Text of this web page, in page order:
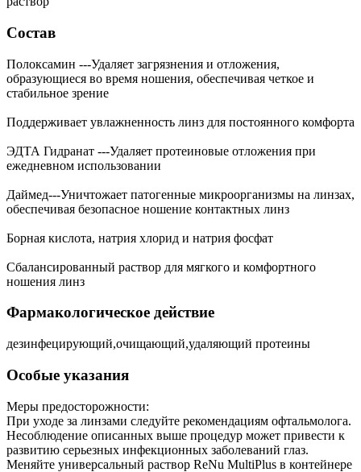
Состав
Полоксамин ---Удаляет загрязнения и отложения,
образующиеся во время ношения, обеспечивая четкое и
стабильное зрение
Поддерживает увлажненность линз для постоянного комфорта
ЭДТА Гидранат ---Удаляет протеиновые отложения при
ежедневном использовании
Даймед---Уничтожает патогенные микроорганизмы на линзах,
обеспечивая безопасное ношение контактных линз
Борная кислота, натрия хлорид и натрия фосфат
Сбалансированный раствор для мягкого и комфортного
ношения линз
Фармакологическое действие
дезинфецирующий,очищающий,удаляющий протеины
Особые указания
Меры предосторожности:
При уходе за линзами следуйте рекомендациям офтальмолога.
Несоблюдение описанных выше процедур может привести к
развитию серьезных инфекционных заболеваний глаз.
Меняйте универсальный раствор ReNu MultiPlus в контейнере